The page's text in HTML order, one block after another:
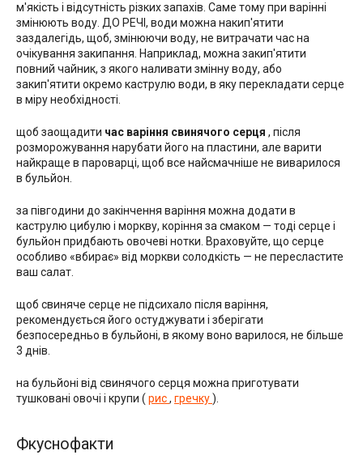
м'якість і відсутність різких запахів. Саме тому при варінні
змінюють воду. ДО РЕЧІ, води можна накип'ятити
заздалегідь, щоб, змінюючи воду, не витрачати час на
очікування закипання. Наприклад, можна закип'ятити
повний чайник, з якого наливати змінну воду, або
закип'ятити окремо каструлю води, в яку перекладати серце
в міру необхідності.
щоб заощадити час варіння свинячого серця , після
розморожування нарубати його на пластини, але варити
найкраще в пароварці, щоб все найсмачніше не виварилося
в бульйон.
за півгодини до закінчення варіння можна додати в
каструлю цибулю і моркву, коріння за смаком — тоді серце і
бульйон придбають овочеві нотки. Враховуйте, що серце
особливо «вбирає» від моркви солодкість — не пересластите
ваш салат.
щоб свиняче серце не підсихало після варіння,
рекомендується його остуджувати і зберігати
безпосередньо в бульйоні, в якому воно варилося, не більше
3 днів.
на бульйоні від свинячого серця можна приготувати
тушковані овочі і крупи ( рис, гречку).
Фкуснофакти